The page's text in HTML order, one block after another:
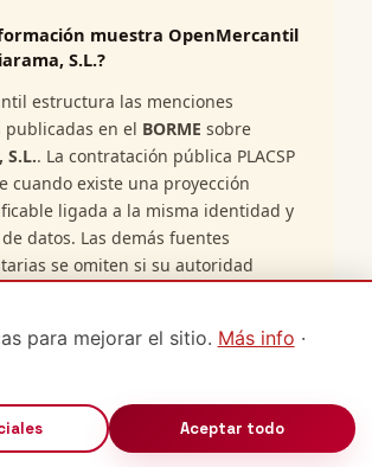
muestra OpenMercantil
S.L.?
estructura las menciones
publicadas en el BORME sobre
. La contratación pública PLACSP
cuando existe una proyección
ligada a la misma identidad y
datos. Las demás fuentes
se omiten si su autoridad
inferir que no existan datos. La
es orientativa y debe contrastarse
oficial cuando se requiera validez
proceden los datos mostrados
para mejorar el sitio. Más info ·
Aceptar todo